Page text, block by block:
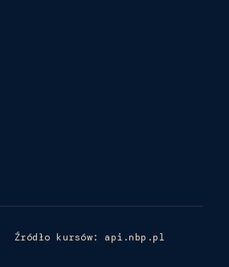
Źródło kursów: api.nbp.pl